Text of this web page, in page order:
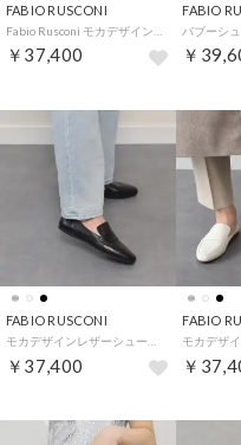
FABIO RUSCONI
￥37,400
FABIO
￥
FABIO RUSCONI
￥37,400
FABIO
￥